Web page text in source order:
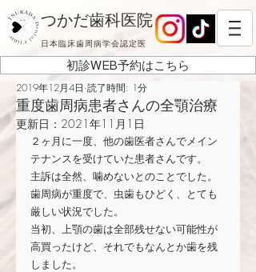
日本臨床歯周病学会認定医
つかだ歯科医院
初診WEB予約はこちら
重度歯周病患者さんの全顎治療
2019年12月4日 読了時間: 1分
更新日： 2021年11月1日
２ヶ月に一度、他の歯医者さんでメイン
テナンスを受けていた患者さんです。
主訴は全然、噛めないとのことでした。
歯周病が重度で、虫歯もひどく、とても
厳しい状況でした。
当初、上顎の歯は全部残せない可能性が
高買ったけど、それでもなんとか歯を残
しました。